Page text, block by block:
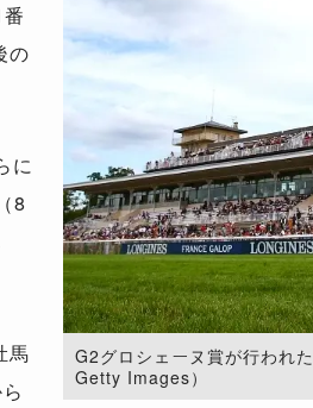
G2グロシェーヌ賞が行われ
Getty Images）
の
に
8
馬